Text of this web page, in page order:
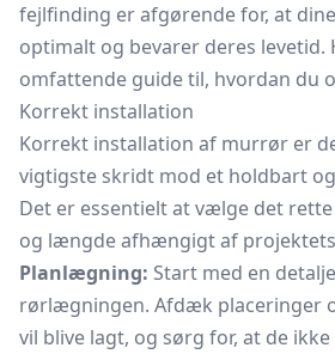
fejlfinding er afgørende for, at
optimalt og bevarer deres levetid.
omfattende guide til, hvordan du
Korrekt installation
Korrekt installation af murrør er
vigtigste skridt mod et holdbart
Det er essentielt at vælge det
og længde afhængigt af
Planlægning: Start med en
rørlægningen. Afdæk placeringer
vil blive lagt, og sørg for, at de